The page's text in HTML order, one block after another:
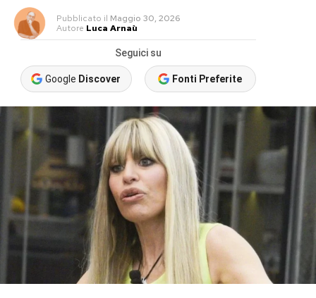
Pubblicato il Maggio 30, 2026
Autore Luca Arnaù
Seguici su
Google Discover Fonti Preferite